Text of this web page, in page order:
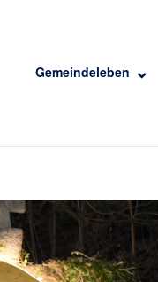
Gemeindeleben